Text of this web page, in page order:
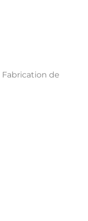
Fabrication de